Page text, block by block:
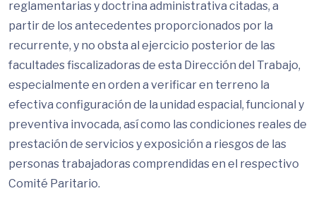
reglamentarias y doctrina administrativa citadas, a
partir de los antecedentes proporcionados por la
recurrente, y no obsta al ejercicio posterior de las
facultades fiscalizadoras de esta Dirección del Trabajo,
especialmente en orden a verificar en terreno la
efectiva configuración de la unidad espacial, funcional y
preventiva invocada, así como las condiciones reales de
prestación de servicios y exposición a riesgos de las
personas trabajadoras comprendidas en el respectivo
Comité Paritario.